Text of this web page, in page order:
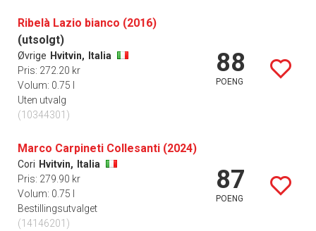
Ribelà Lazio bianco (2016)
(utsolgt)
Øvrige Hvitvin,
Italia
Pris: 272.20 kr
Volum: 0.75 l
Uten utvalg
(10344301)
88
POENG
Marco Carpineti Collesanti (2024)
Cori Hvitvin,
Italia
Pris: 279.90 kr
Volum: 0.75 l
Bestillingsutvalget
(14146201)
87
POENG